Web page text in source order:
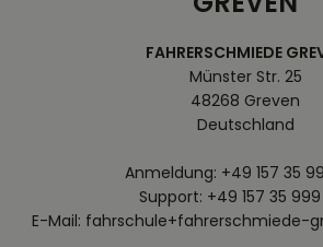
FAHRERSCHMIEDE
Münster Str. 25
48268 Greven
Deutschland
Anmeldung: +49 157 35
Support: +49 157 35
E-Mail: fahrschule+fahrerschmiede-